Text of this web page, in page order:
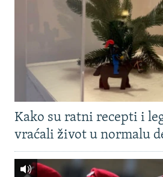
Kako su ratni recepti i
vraćali život u normalu